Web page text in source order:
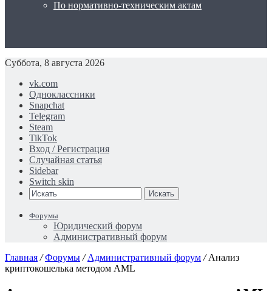
По нормативно-техническим актам
Суббота, 8 августа 2026
vk.com
Одноклассники
Snapchat
Telegram
Steam
TikTok
Вход / Регистрация
Случайная статья
Sidebar
Switch skin
Искать
Форумы
Юридический форум
Административный форум
Главная / Форумы / Административный форум / Анализ
криптокошелька методом AML